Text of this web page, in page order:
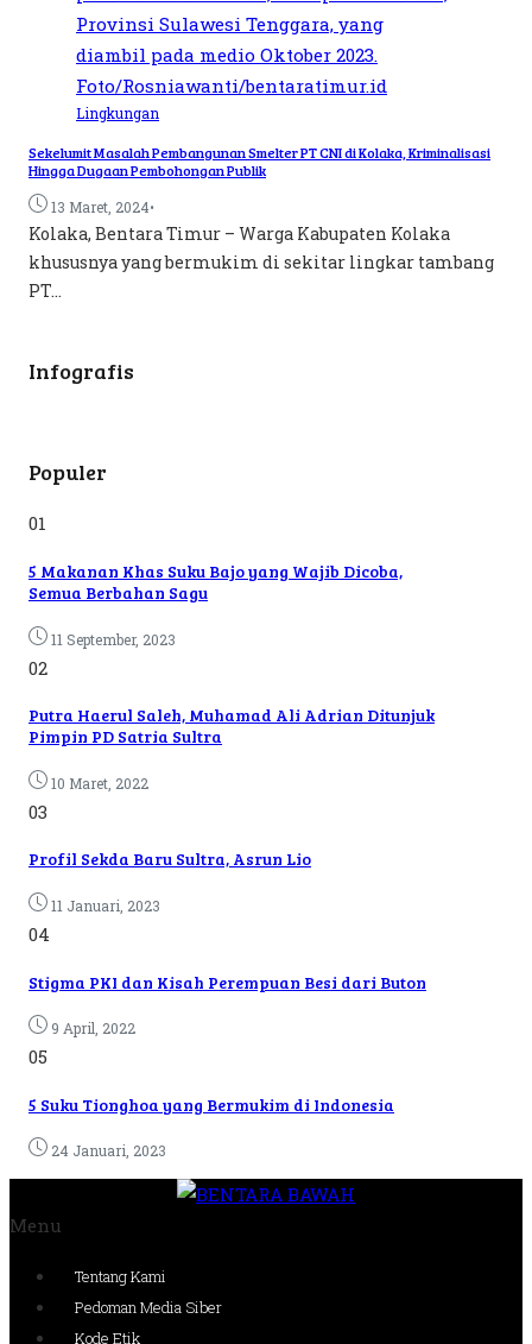
Lingkungan
Sekelumit Masalah Pembangunan Smelter PT CNI di Kolaka, Kriminalisasi
Hingga Dugaan Pembohongan Publik
13 Maret, 2024•
Kolaka, Bentara Timur – Warga Kabupaten Kolaka
khususnya yang bermukim di sekitar lingkar tambang
PT...
Infografis
Populer
01
5 Makanan Khas Suku Bajo yang Wajib Dicoba,
Semua Berbahan Sagu
11 September, 2023
02
Putra Haerul Saleh, Muhamad Ali Adrian Ditunjuk
Pimpin PD Satria Sultra
10 Maret, 2022
03
Profil Sekda Baru Sultra, Asrun Lio
11 Januari, 2023
04
Stigma PKI dan Kisah Perempuan Besi dari Buton
9 April, 2022
05
5 Suku Tionghoa yang Bermukim di Indonesia
24 Januari, 2023
Menu
Tentang Kami
Pedoman Media Siber
Kode Etik